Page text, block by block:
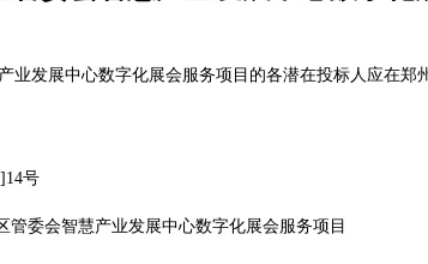
业发展中心数字化展会服务项目的各潜在投标人应在郑
号
管委会智慧产业发展中心数字化展会服务项目